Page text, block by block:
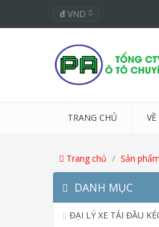
đ VND
TRANG CHỦ
Trang chủ Sản phẩm
DANH MỤC
ĐẠI LÝ XE TẢI ĐẦU